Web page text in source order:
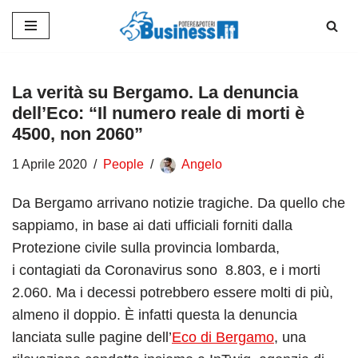
contenuto
La verità su Bergamo. La denuncia
dell’Eco: “Il numero reale di morti è
4500, non 2060”
1 Aprile 2020 People Angelo
Da Bergamo arrivano notizie tragiche. Da quello che
sappiamo, in base ai dati ufficiali forniti dalla
Protezione civile sulla provincia lombarda,
i contagiati da Coronavirus sono 8.803, e i morti
2.060. Ma i decessi potrebbero essere molti di più,
almeno il doppio. È infatti questa la denuncia
lanciata sulle pagine dell’Eco di Bergamo, una